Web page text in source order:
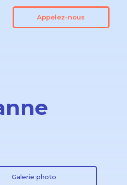
Appelez-nous
Galerie photo